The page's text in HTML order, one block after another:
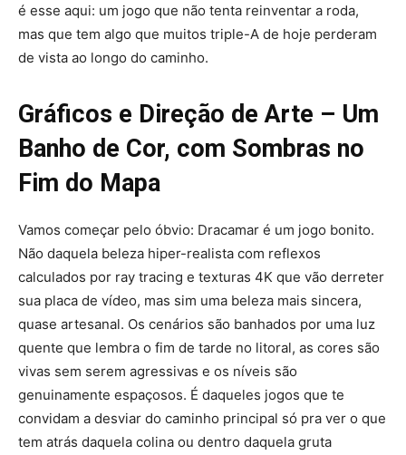
é esse aqui: um jogo que não tenta reinventar a roda,
mas que tem algo que muitos triple-A de hoje perderam
de vista ao longo do caminho.
Gráficos e Direção de Arte – Um
Banho de Cor, com Sombras no
Fim do Mapa
Vamos começar pelo óbvio: Dracamar é um jogo bonito.
Não daquela beleza hiper-realista com reflexos
calculados por ray tracing e texturas 4K que vão derreter
sua placa de vídeo, mas sim uma beleza mais sincera,
quase artesanal. Os cenários são banhados por uma luz
quente que lembra o fim de tarde no litoral, as cores são
vivas sem serem agressivas e os níveis são
genuinamente espaçosos. É daqueles jogos que te
convidam a desviar do caminho principal só pra ver o que
tem atrás daquela colina ou dentro daquela gruta